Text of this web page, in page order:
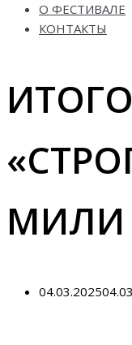
О ФЕСТИВАЛЕ
КОНТАКТЫ
МИЛИ
04.03.2025